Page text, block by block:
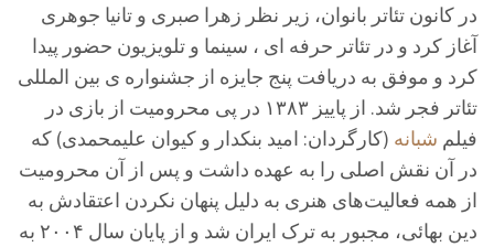
در کانون تئاتر بانوان، زیر نظر زهرا صبری و تانیا جوهری
آغاز کرد و در تئاتر حرفه ای ، سینما و تلویزیون حضور پیدا
کرد و موفق به دریافت پنج جایزه از جشنواره ی بین المللی
تئاتر فجر شد. از پاییز ۱۳۸۳ در پی محرومیت از بازی در
فیلم شبانه (کارگردان: امید بنکدار و کیوان علیمحمدی) که
در آن نقش اصلی را به عهده داشت و پس از آن محرومیت
از همه فعالیت‌های هنری به دلیل پنهان نکردن اعتقادش به
دین بهائی، مجبور به ترک ایران شد و از پایان سال ۲۰۰۴ به